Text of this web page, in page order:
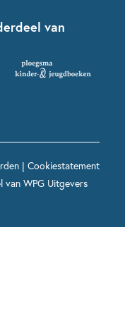
van
| Cookiestatement
van WPG Uitgevers